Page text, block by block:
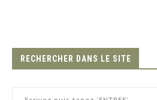
RECHERCHER DANS LE SITE